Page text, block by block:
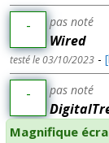
- pas noté
Wired
testé le 03/10/2023 -
- pas noté
Magnifique